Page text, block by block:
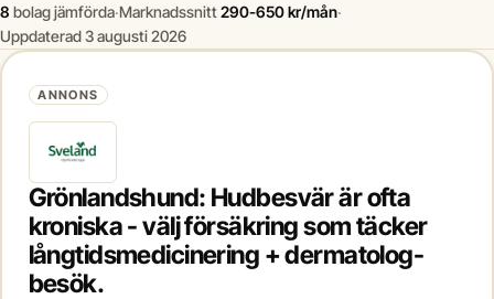
8 bolag jämförda·Marknadssnitt290-650 kr/mån·
Uppdaterad 3 augusti 2026
ANNONS
Grönlandshund: Hudbesvär är ofta
kroniska - välj försäkring som täcker
långtidsmedicinering + dermatolog-
besök.